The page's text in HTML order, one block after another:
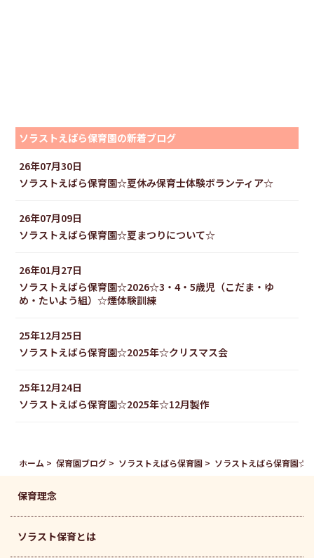
ソラストえばら保育園の新着ブログ
26年07月30日
ソラストえばら保育園☆夏休み保育士体験ボランティア☆
26年07月09日
ソラストえばら保育園☆夏まつりについて☆
26年01月27日
ソラストえばら保育園☆2026☆3・4・5歳児（こだま・ゆ
め・たいよう組）☆煙体験訓練
25年12月25日
ソラストえばら保育園☆2025年☆クリスマス会
25年12月24日
ソラストえばら保育園☆2025年☆12月製作
ホーム 保育園ブログ ソラストえばら保育園 ソラストえばら保育園☆
保育理念
ソラスト保育とは